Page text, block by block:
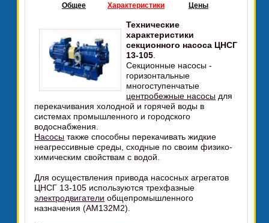
Общее Характеристики Цены
Технические
характеристики
секционного насоса ЦНСГ
13-105
Секционные насосы -
горизонтальные
многоступенчатые
центробежные насосы для
перекачивания холодной и горячей воды в
системах промышленного и городского
водоснабжения.
Насосы также способны перекачивать жидкие
неагрессивные среды, сходные по своим физико-
химическим свойствам с водой.
Для осуществления привода насосных агрегатов
ЦНСГ 13-105 используются трехфазные
электродвигатели общепромышленного
назначения (АМ132М2).